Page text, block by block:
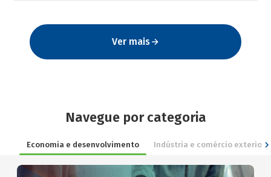
Ver mais
Navegue por categoria
Economia e desenvolvimento Indústria e comércio exterior